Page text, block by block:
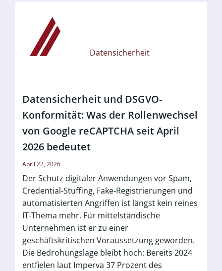
Datensicherheit
Datensicherheit und DSGVO-
Konformität: Was der Rollenwechsel
von Google reCAPTCHA seit April
2026 bedeutet
April 22, 2026
Der Schutz digitaler Anwendungen vor Spam,
Credential-Stuffing, Fake-Registrierungen und
automatisierten Angriffen ist längst kein reines
IT-Thema mehr. Für mittelständische
Unternehmen ist er zu einer
geschäftskritischen Voraussetzung geworden.
Die Bedrohungslage bleibt hoch: Bereits 2024
entfielen laut Imperva 37 Prozent des